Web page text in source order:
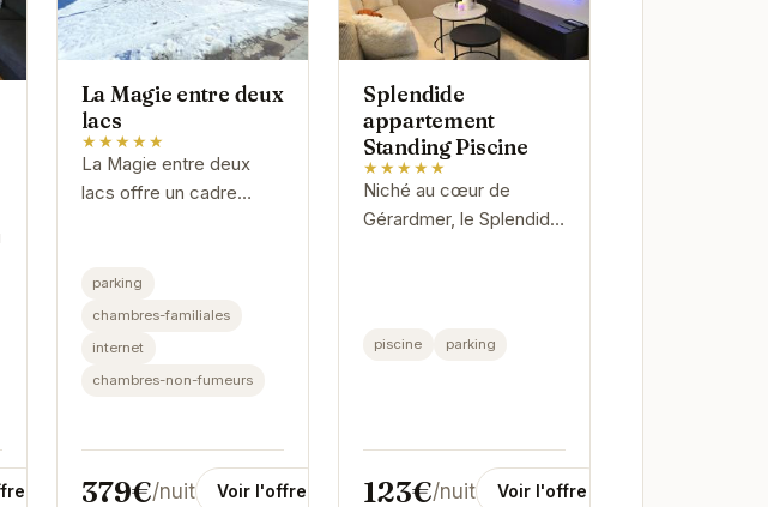
La Magie entre deux
lacs
★★★★★
La Magie entre deux
lacs offre un cadre
ou des vacances en
famille. Avec son
parking
chambres-familiales
internet
chambres-non-fumeurs
379€/nuit Voir l'offre
Splendide
appartement
Standing Piscine
★★★★★
Niché au cœur de
Gérardmer, le Splendide
vacances relaxantes.
piscine parking
123€/nuit Voir l'offre